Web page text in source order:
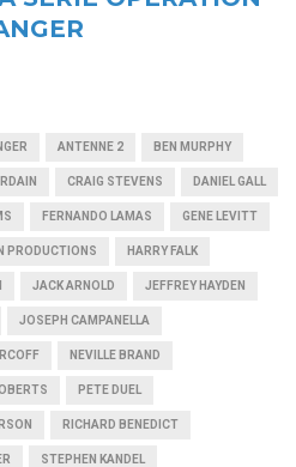
ANTENNE 2 BEN MURPHY
CRAIG STEVENS DANIEL GALL
FERNANDO LAMAS GENE LEVITT
PRODUCTIONS HARRY FALK
JACK ARNOLD JEFFREY HAYDEN
JOSEPH CAMPANELLA
NEVILLE BRAND
PETE DUEL
RICHARD BENEDICT
STEPHEN KANDEL